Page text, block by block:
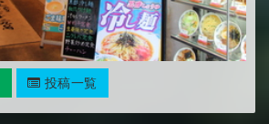
投稿一覧